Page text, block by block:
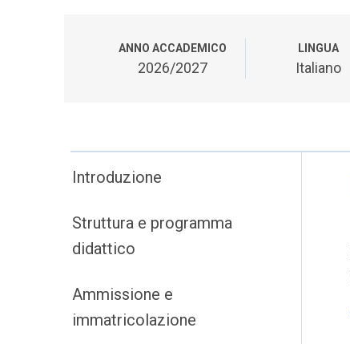
ANNO ACCADEMICO
2026/2027
LINGUA
Italiano
Introduzione
Struttura e programma
didattico
Ammissione e
immatricolazione